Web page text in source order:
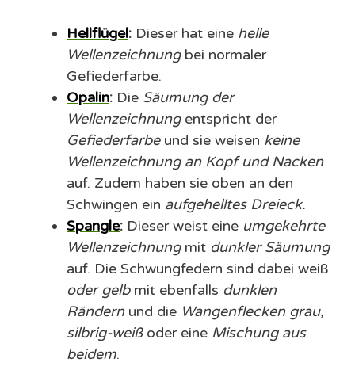
Hellflügel: Dieser hat eine helle
Wellenzeichnungbei normaler
Gefiederfarbe.
Opalin: Die Säumung der
Wellenzeichnungentspricht der
Gefiederfarbeund sie weisen keine
Wellenzeichnung an Kopf und Nacken
auf. Zudem haben sie oben an den
Schwingen ein aufgehelltes Dreieck.
Spangle: Dieser weist eine umgekehrte
Wellenzeichnungmit dunkler Säumung
auf. Die Schwungfedern sind dabei weiß
oder gelbmit ebenfalls dunklen
Rändernund die Wangenflecken grau,
silbrig-weißoder eine Mischung aus
beidem.